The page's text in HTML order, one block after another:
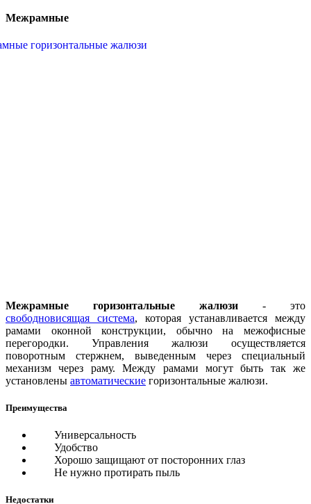
Межрамные
Межрамные горизонтальные жалюзи - это
свободновисящая система, которая устанавливается между
рамами оконной конструкции, обычно на межофисные
перегородки. Управления жалюзи осуществляется
поворотным стержнем, выведенным через специальный
механизм через раму. Между рамами могут быть так же
установлены автоматические горизонтальные жалюзи.
Преимущества
Универсальность
Удобство
Хорошо защищают от посторонних глаз
Не нужно протирать пыль
Недостатки